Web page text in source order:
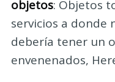
objetos: Objetos
servicios a donde
debería tener un
envenenados,